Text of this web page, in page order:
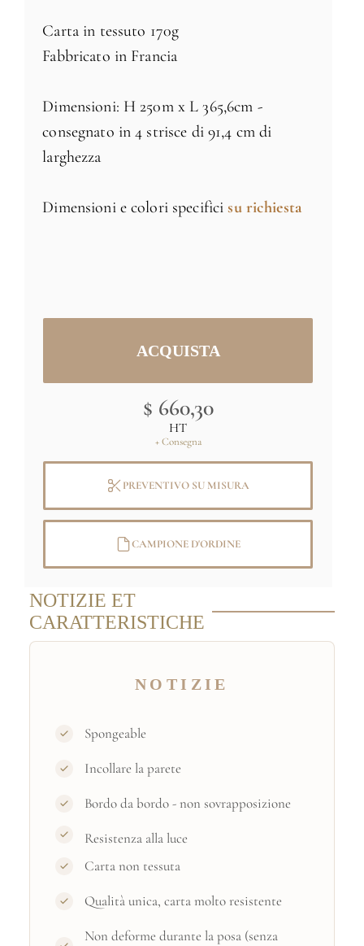
Carta in tessuto 170g
Fabbricato in Francia
Dimensioni: H 250m x L 365,6cm -
consegnato in 4 strisce di 91,4 cm di
larghezza
Dimensioni e colori specifici su richiesta
$ 660,30
HT
+ Consegna
PREVENTIVO SU MISURA
CAMPIONE D'ORDINE
NOTIZIE ET
CARATTERISTICHE
NOTIZIE
Spongeable
Incollare la parete
Bordo da bordo - non sovrapposizione
Resistenza alla luce
Carta non tessuta
Qualità unica, carta molto resistente
Non deforme durante la posa (senza